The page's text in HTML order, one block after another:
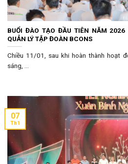
BUỔI ĐÀO TẠO ĐẦU TIÊN NĂM
QUẢN LÝ TẬP ĐOÀN BCONS
Chiều 11/01, sau khi hoàn thành hoạt
sáng, ...
07
Th1